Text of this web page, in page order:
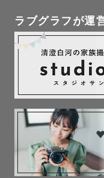
婚活・宣材写真、企
やホテル・不動産物
います。
🎥動画撮影
ご希望の方には、撮
まけでお撮りしてい
た形で残したい方は
-------------🌿事前打
ラブグラフが運